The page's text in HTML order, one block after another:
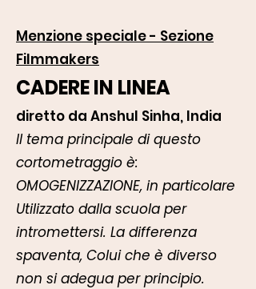
Menzione speciale - Sezione
Filmmakers
CADERE IN LINEA
diretto da Anshul Sinha, India
Il tema principale di questo
cortometraggio è:
OMOGENIZZAZIONE, in particolare
Utilizzato dalla scuola per
intromettersi. La differenza
spaventa, Colui che è diverso
non si adegua per principio.